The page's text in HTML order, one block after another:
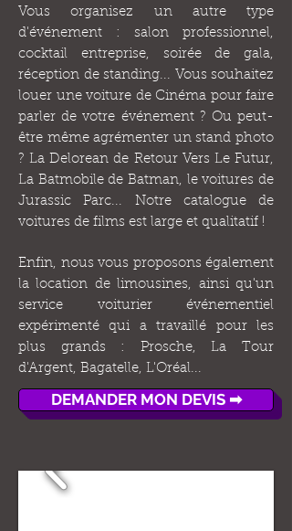
Vous organisez un autre type
d'événement : salon professionnel,
cocktail entreprise, soirée de gala,
réception de standing... Vous souhaitez
louer une voiture de Cinéma pour faire
parler de votre événement ? Ou peut-
être même agrémenter un stand photo
? La Delorean de Retour Vers Le Futur,
La Batmobile de Batman, le voitures de
Jurassic Parc... Notre catalogue de
voitures de films est large et qualitatif !
Enfin, nous vous proposons également
la location de limousines, ainsi qu'un
service voiturier événementiel
expérimenté qui a travaillé pour les
plus grands : Prosche, La Tour
d'Argent, Bagatelle, L'Oréal...
DEMANDER MON DEVIS ➡